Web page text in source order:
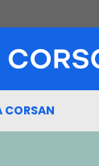
CORSAN